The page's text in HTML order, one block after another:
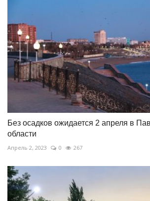
Без осадков ожидается 2 апреля в
области
Апрель 2, 2023 0 267